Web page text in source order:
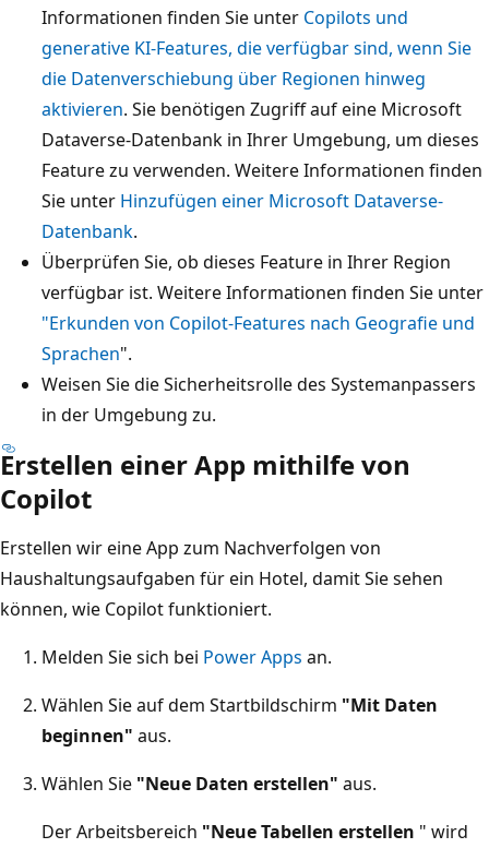
Informationen finden Sie unter Copilots und
generative KI-Features, die verfügbar sind, wenn Sie
die Datenverschiebung über Regionen hinweg
aktivieren. Sie benötigen Zugriff auf eine Microsoft
Dataverse-Datenbank in Ihrer Umgebung, um dieses
Feature zu verwenden. Weitere Informationen finden
Sie unter Hinzufügen einer Microsoft Dataverse-
Datenbank.
Überprüfen Sie, ob dieses Feature in Ihrer Region
verfügbar ist. Weitere Informationen finden Sie unter
"Erkunden von Copilot-Features nach Geografie und
Sprachen".
Weisen Sie die Sicherheitsrolle des Systemanpassers
in der Umgebung zu.
Erstellen einer App mithilfe von
Copilot
Erstellen wir eine App zum Nachverfolgen von
Haushaltungsaufgaben für ein Hotel, damit Sie sehen
können, wie Copilot funktioniert.
Melden Sie sich bei Power Apps an.
Wählen Sie auf dem Startbildschirm "Mit Daten
beginnen" aus.
Wählen Sie "Neue Daten erstellen" aus.
Der Arbeitsbereich "Neue Tabellen erstellen " wird